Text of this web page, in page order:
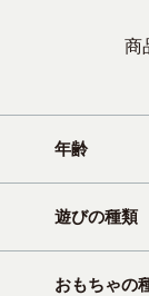
商
年齢
遊びの種類
おもちゃの